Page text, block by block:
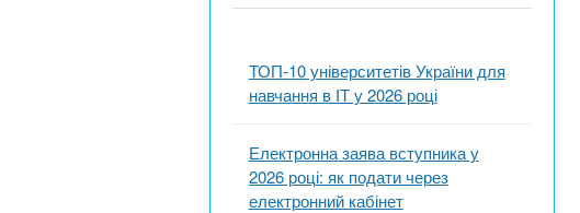
ТОП-10 університетів України для
навчання в ІТ у 2026 році
Електронна заява вступника у
2026 році: як подати через
електронний кабінет